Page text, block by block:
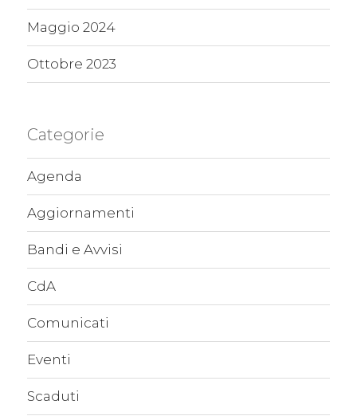
Maggio 2024
Ottobre 2023
Categorie
Agenda
Aggiornamenti
Bandi e Avvisi
CdA
Comunicati
Eventi
Scaduti